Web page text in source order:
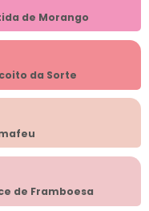
de Morango
da Sorte
de Framboesa